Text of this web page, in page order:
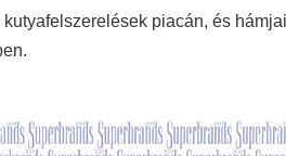
piacán, és